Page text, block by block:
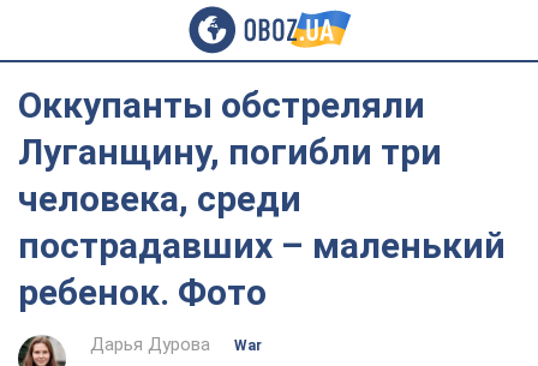
Оккупанты обстреляли
Луганщину, погибли три
человека, среди
пострадавших – маленький
ребенок. Фото
Дарья Дурова
War